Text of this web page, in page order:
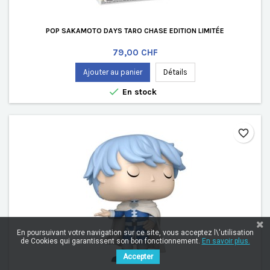
POP SAKAMOTO DAYS TARO CHASE EDITION LIMITÉE
Prix
79,00 CHF
Ajouter au panier Détails
 En stock
favorite_border
En poursuivant votre navigation sur ce site, vous acceptez l\'utilisation
de Cookies qui garantissent son bon fonctionnement. En savoir plus.
Accepter